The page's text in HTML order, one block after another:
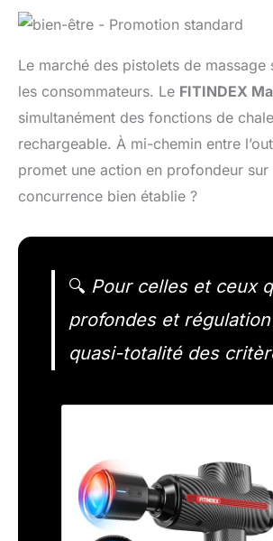
Le marché des pistolets de
les consommateurs. Le FITINDEX
simultanément des fonctions de
rechargeable. À mi-chemin entre
promet une action en profondeur
concurrence bien établie ?
🔍 Pour celles et ceux
profondes et
quasi-totalité des